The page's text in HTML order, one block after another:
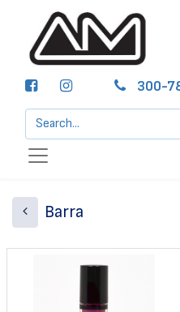
300-
Barra